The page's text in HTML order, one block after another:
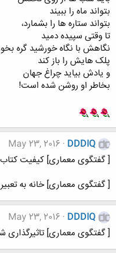
بتواند ماه را ببیند
بتواند ستاره ها را بشمارد،
تا وقتی سپیده دمید
نگاهش با نگاه خورشید گره
پلک هایش را باز کند
و یادش بیاید چراغ جهان
بخاطر او روشن شده است!
DDDIQ
May 23, 2016
[ گفتگوی معماری] کیفیت
[ گفتگوی معماری] خانه به
DDDIQ
May 23, 2016
[ گفتگوی معماری]